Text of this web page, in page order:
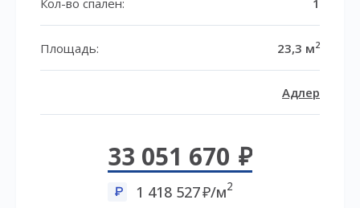
Площадь: 23,3 м2
Адлер
33 051 670
1 418 527 /м2